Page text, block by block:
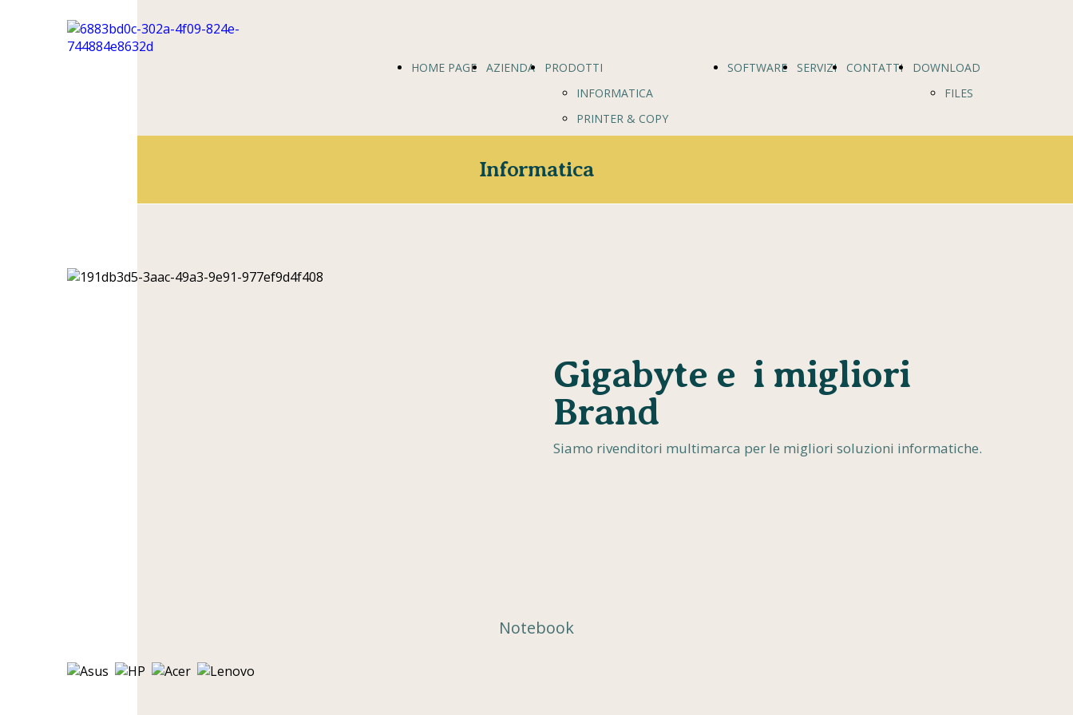
HOME PAGE AZIENDA
PRODOTTI
INFORMATICA
PRINTER & COPY
REGISTRATORI DI CASSA
SOFTWARE SERVIZI CONTATTI
DOWNLOAD
FILES
Informatica
Gigabyte e i migliori
Brand
Siamo rivenditori multimarca per le migliori soluzioni informatiche.
Notebook